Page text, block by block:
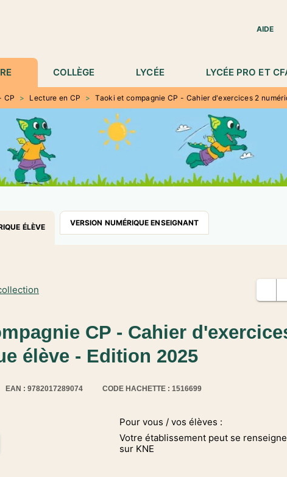
AIDE
COLLÈGE LYCÉE LYCÉE PRO ET
CP > Lecture en CP > Taoki et compagnie CP - Cahier d'exercices 2
ÉLÈVE VERSION NUMÉRIQUE ENSEIGNANT
CP - Cahier
élève - Edition 2025
EAN : 9782017289074 CODE HACHETTE : 1516699
Pour vous / vos élèves :
Votre établissement peut se
sur KNE